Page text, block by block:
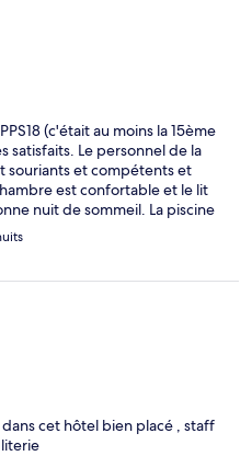
(c'était au moins la 15ème
satisfaits. Le personnel de la
souriants et compétents et
est confortable et le lit
nuit de sommeil. La piscine
de sunbeds et des
une rue calme avec 2 très
cet hôtel bien placé , staff